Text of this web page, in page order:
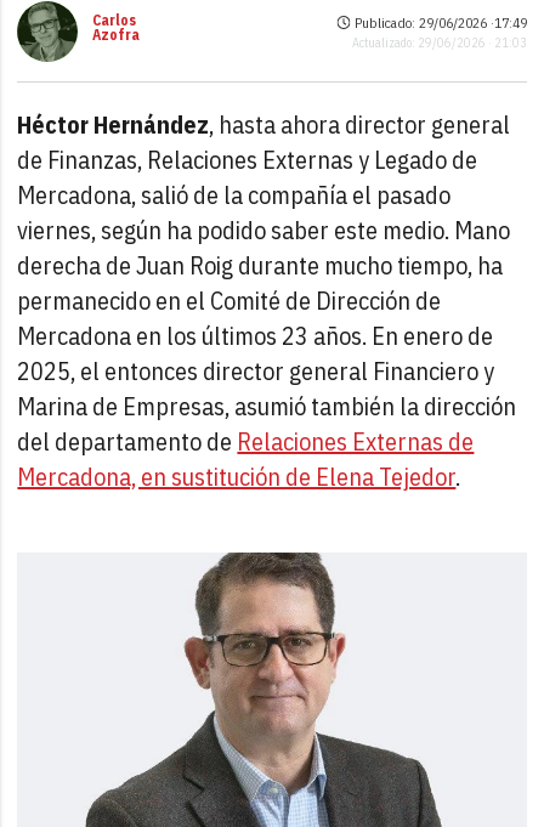
Carlos
Azofra
Publicado: 29/06/2026 ·17:49
Actualizado: 29/06/2026 · 21:03
Héctor Hernández, hasta ahora director general
de Finanzas, Relaciones Externas y Legado de
Mercadona, salió de la compañía el pasado
viernes, según ha podido saber este medio. Mano
derecha de Juan Roig durante mucho tiempo, ha
permanecido en el Comité de Dirección de
Mercadona en los últimos 23 años. En enero de
2025, el entonces director general Financiero y
Marina de Empresas, asumió también la dirección
del departamento de Relaciones Externas de
Mercadona, en sustitución de Elena Tejedor.